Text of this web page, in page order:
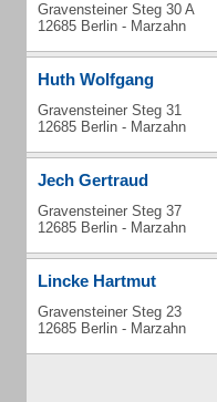
Gravensteiner Steg 30 A
12685 Berlin - Marzahn
Huth Wolfgang
Gravensteiner Steg 31
12685 Berlin - Marzahn
Jech Gertraud
Gravensteiner Steg 37
12685 Berlin - Marzahn
Lincke Hartmut
Gravensteiner Steg 23
12685 Berlin - Marzahn